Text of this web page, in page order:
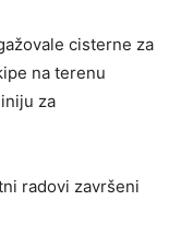
cisterne za
na terenu
za
radovi završeni